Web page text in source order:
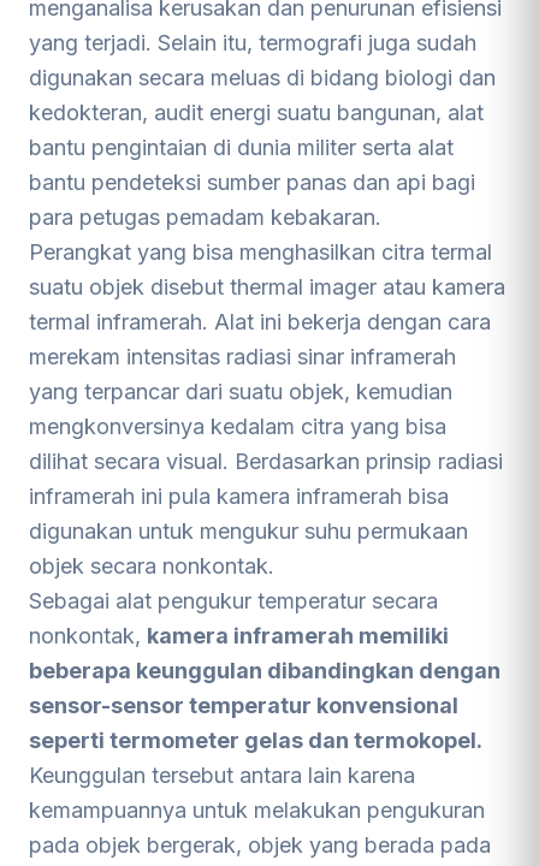
menganalisa kerusakan dan penurunan efisiensi
yang terjadi. Selain itu, termografi juga sudah
digunakan secara meluas di bidang biologi dan
kedokteran, audit energi suatu bangunan, alat
bantu pengintaian di dunia militer serta alat
bantu pendeteksi sumber panas dan api bagi
para petugas pemadam kebakaran.
Perangkat yang bisa menghasilkan citra termal
suatu objek disebut thermal imager atau kamera
termal inframerah. Alat ini bekerja dengan cara
merekam intensitas radiasi sinar inframerah
yang terpancar dari suatu objek, kemudian
mengkonversinya kedalam citra yang bisa
dilihat secara visual. Berdasarkan prinsip radiasi
inframerah ini pula kamera inframerah bisa
digunakan untuk mengukur suhu permukaan
objek secara nonkontak.
Sebagai alat pengukur temperatur secara
nonkontak, kamera inframerah memiliki
beberapa keunggulan dibandingkan dengan
sensor-sensor temperatur konvensional
seperti termometer gelas dan termokopel.
Keunggulan tersebut antara lain karena
kemampuannya untuk melakukan pengukuran
pada objek bergerak, objek yang berada pada